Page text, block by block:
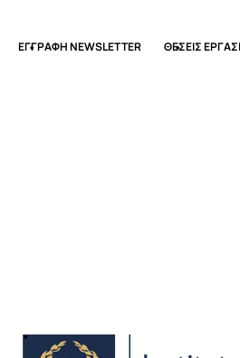
EΓΓΡΑΦΗ ΝEWSLETTER ΘΕΣΕΙΣ